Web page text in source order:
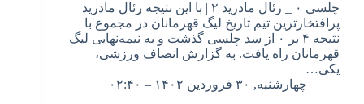
چلسی ۰ _ رئال مادرید ۲ | با این نتیجه رئال مادرید
پرافتخارترین تیم تاریخ لیگ قهرمانان در مجموع با
نتیجه ۴ بر ۰ از سد چلسی گذشت و به نیمه‌نهایی لیگ
قهرمانان راه یافت. به گزارش انصاف ورزشی،
یکی…
چهارشنبه, ۳۰ فروردین ۱۴۰۲ – ۰۲:۴۰